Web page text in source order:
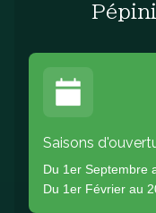
Saisons
Du 1er Septembre
Du 1er Février au